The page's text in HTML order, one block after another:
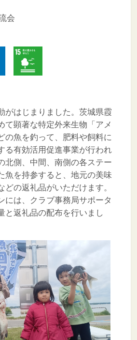
会
がはじまりました。茨城県霞
て顕著な特定外来生物「アメ
の魚を釣って、肥料や飼料に
る有効活用促進事業が行われ
北側、中間、南側の各ステー
魚を持参すると、地元の美味
どの返礼品がいただけます。
には、クラブ事務局サポータ
と返礼品の配布を行いまし